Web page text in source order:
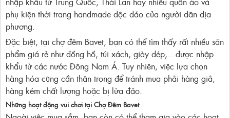
phụ kiện thời trang handmade độc đáo của người dân địa
phương.
Đặc biệt, tại chợ đêm Bavet, bạn có thể tìm thấy rất nhiều sản
phẩm giá rẻ như đồng hồ, túi xách, giày dép,…được nhập
khẩu từ các nước Đông Nam Á. Tuy nhiên, việc lựa chọn
hàng hóa cũng cần thận trọng để tránh mua phải hàng giả,
hàng kém chất lượng hoặc bị lừa đảo.
Những hoạt động vui chơi tại Chợ Đêm Bavet